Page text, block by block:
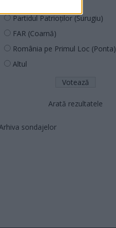
Partidul Patrioților (Surugiu)
FAR (Coarnă)
România pe Primul Loc (Ponta)
Altul
Arată rezultatele
sondajelor